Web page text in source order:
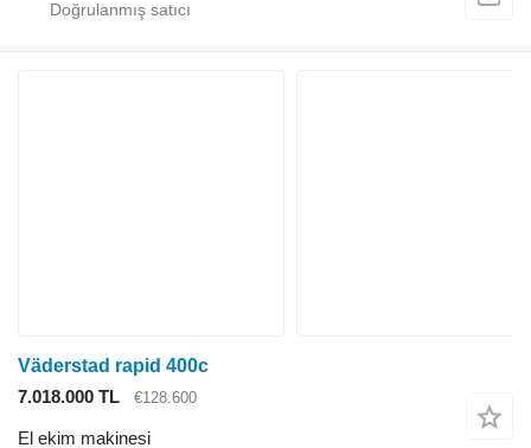
Väderstad rapid 400c
7.018.000 TL
€128.600
El ekim makinesi